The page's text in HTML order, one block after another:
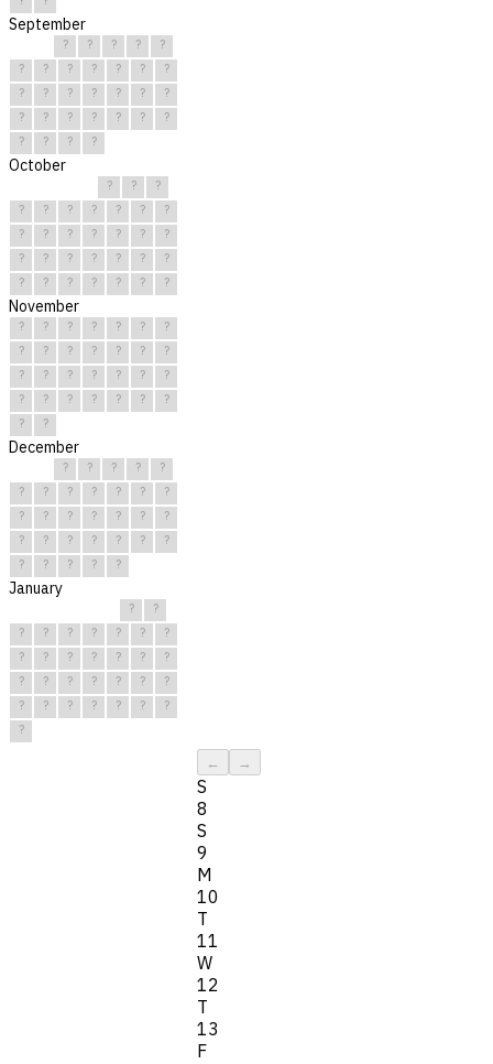
September
? ? ? ?
?
?
? ? ? ? ?
?
?
? ? ? ? ?
?
?
? ? ? ? ?
?
?
? ? ?
October
? ?
?
?
? ? ? ? ?
?
?
? ? ? ? ?
?
?
? ? ? ? ?
?
?
? ? ? ? ? ?
November
? ? ? ? ? ?
?
?
? ? ? ? ?
?
?
? ? ? ? ?
?
?
? ? ? ? ?
?
?
?
December
? ? ? ?
?
?
? ? ? ? ?
?
?
? ? ? ? ?
?
?
? ? ? ? ?
?
?
? ? ? ?
January
?
?
?
? ? ? ? ?
?
?
? ? ? ? ?
?
?
? ? ? ? ?
?
?
? ? ? ? ?
?
?
← →
S
8
S
9
M
10
T
11
W
12
T
13
F